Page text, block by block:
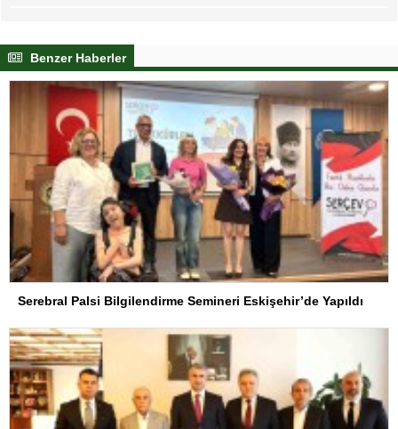
Benzer Haberler
Serebral Palsi Bilgilendirme Semineri Eskişehir’de Yapıldı